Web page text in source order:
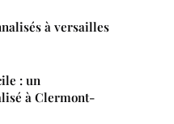
à versailles
: un
à Clermont-